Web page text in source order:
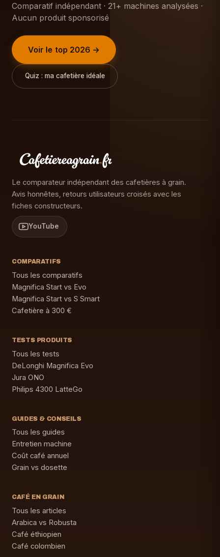
Comparatif indépendant · 21+ machines analysées ·
Aucun produit sponsorisé
Voir le top 2026 →
Quiz : ma cafetière idéale
Le comparateur indépendant des cafetières à grain.
Avis honnêtes, retours utilisateurs croisés avec les
fiches constructeurs.
YouTube
COMPARATIFS
Tous les comparatifs
Magnifica Start vs Evo
Magnifica Start vs S Smart
Cafetière à 300 €
TESTS PRODUITS
Tous les tests
DeLonghi Magnifica Evo
Jura ONO
Philips 4300 LatteGo
GUIDES & CONSEILS
Tous les guides
Entretien machine
Coût café annuel
Grain vs dosette
CAFÉ EN GRAIN
Tous les articles
Arabica vs Robusta
Café éthiopien
Café colombien